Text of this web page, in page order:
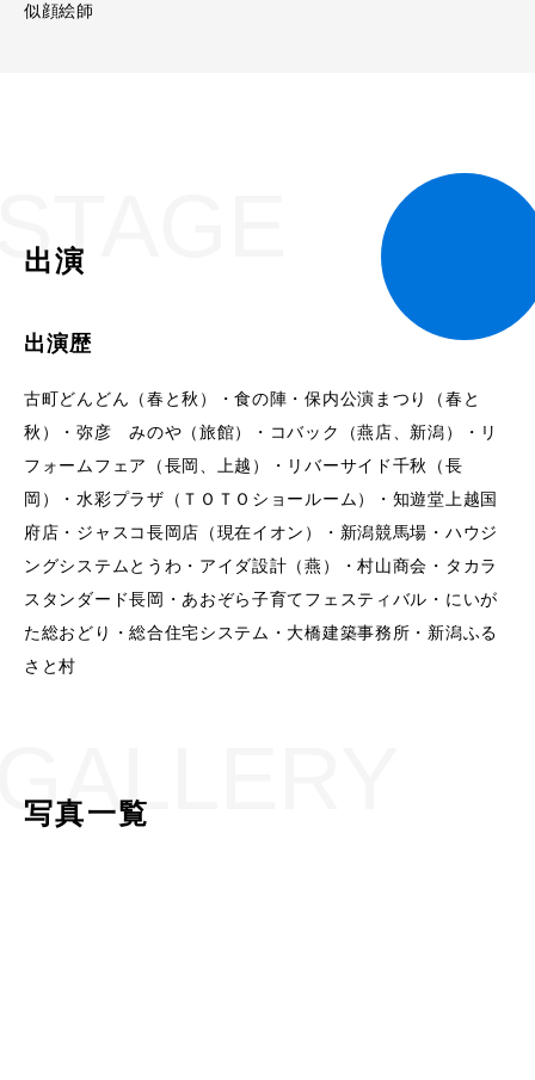
似顔絵師
出演
出演歴
古町どんどん（春と秋）・食の陣・保内公演まつり（春と
秋）・弥彦 みのや（旅館）・コバック（燕店、新潟）・リ
フォームフェア（長岡、上越）・リバーサイド千秋（長
岡）・水彩プラザ（ＴＯＴＯショールーム）・知遊堂上越国
府店・ジャスコ長岡店（現在イオン）・新潟競馬場・ハウジ
ングシステムとうわ・アイダ設計（燕）・村山商会・タカラ
スタンダード長岡・あおぞら子育てフェスティバル・にいが
た総おどり・総合住宅システム・大橋建築事務所・新潟ふる
さと村
写真一覧